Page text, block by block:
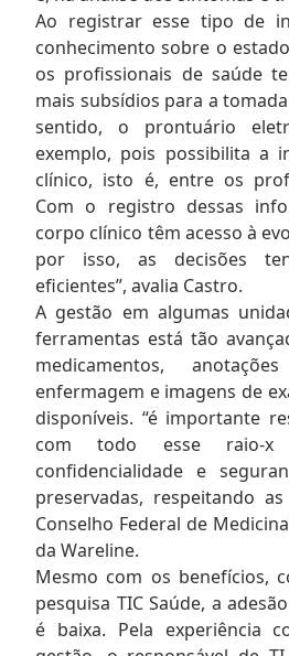
Ao registrar esse tipo de
conhecimento sobre o
os profissionais de saúde
mais subsídios para a
sentido, o prontuário
exemplo, pois possibilita a
clínico, isto é, entre os
Com o registro dessas
corpo clínico têm acesso à
por isso, as decisões
eficientes”, avalia Castro.
A gestão em algumas
ferramentas está tão
medicamentos,
enfermagem e imagens de
disponíveis. “é importante
com todo esse raio-
confidencialidade e
preservadas, respeitando
Conselho Federal de
da Wareline.
Mesmo com os benefícios,
pesquisa TIC Saúde, a
é baixa. Pela experiência